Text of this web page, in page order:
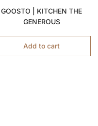
GOOSTO | KITCHEN THE
GENEROUS
Add to cart